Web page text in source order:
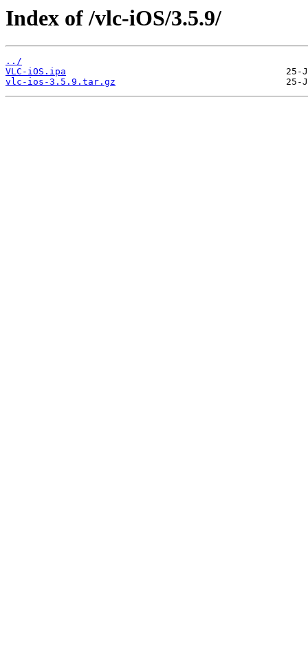
Index of /vlc-iOS/3.5.9/
../
VLC-iOS.ipa
vlc-ios-3.5.9.tar.gz